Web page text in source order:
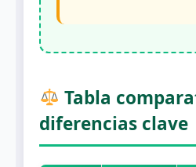
Tabla
diferencias clave